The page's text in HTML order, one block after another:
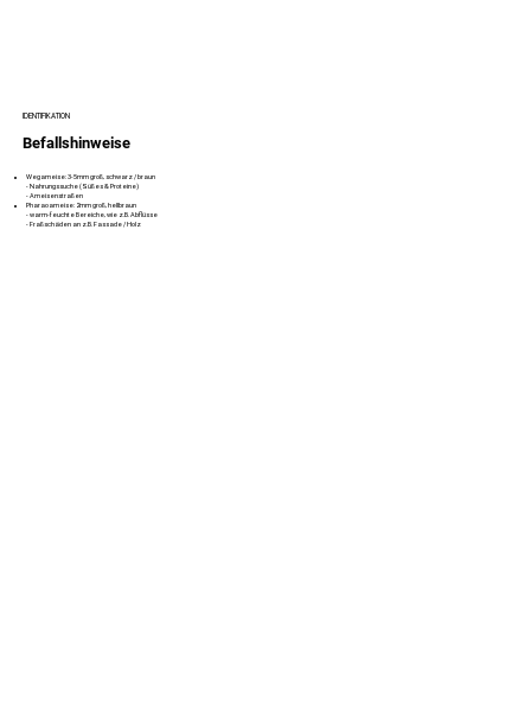
IDENTIFIKATION
Befallshinweise
Wegameise: 3-5mm groß, schwarz / braun
- Nahrungssuche (Süßes & Proteine)
- Ameisenstraßen
Pharaoameise: 2mm groß, hellbraun
- warm-feuchte Bereiche, wie z.B. Abflüsse
- Fraßschäden an z.B. Fassade / Holz